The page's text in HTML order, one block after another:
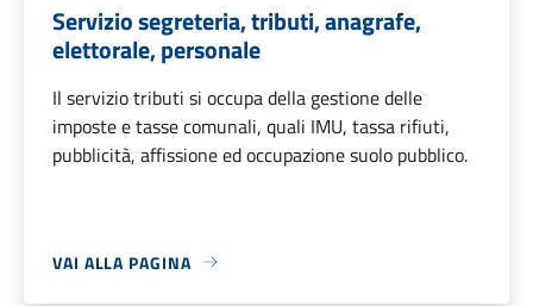
Servizio segreteria, tributi, anagrafe,
elettorale, personale
Il servizio tributi si occupa della gestione delle
imposte e tasse comunali, quali IMU, tassa rifiuti,
pubblicità, affissione ed occupazione suolo pubblico.
VAI ALLA PAGINA